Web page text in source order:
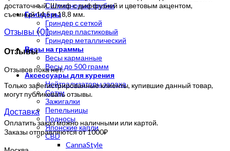
Силиконовые трубки
Гриндеры
Гриндер с сеткой
Гриндер пластиковый
Гриндер металлический
Весы на граммы
Весы карманные
Весы до 500 грамм
Аксессуары для курения
Нейтрализаторы запаха
Сетки
Зажигалки
Пепельницы
Подносы
Японские капли
CBD
CannaStyle
достаточный. Шлиф с диффузией и цветовым акцентом,
съемный 14,5 и 18,8 мм.
Отзывы (0)
Отзывы
Отзывов пока нет.
Только зарегистрированные клиенты, купившие данный товар,
могут публиковать отзывы.
Доставка
Оплатить заказ можно наличными или картой.
Заказы отправляются от 1000₽